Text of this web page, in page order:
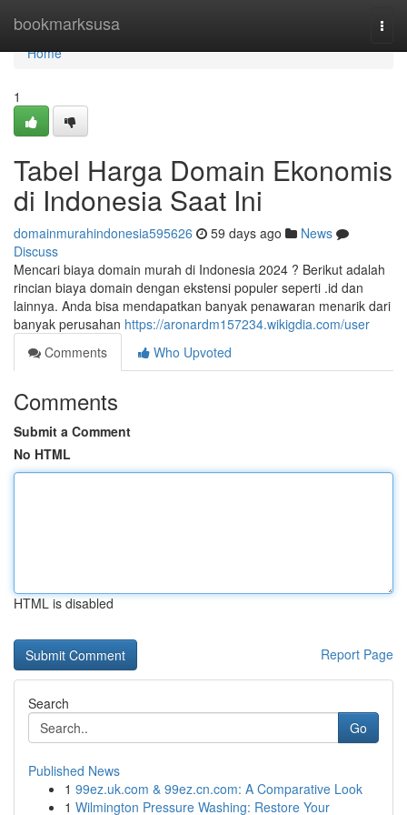
bookmarksusa
Home
Home
1
Tabel Harga Domain Ekonomis
di Indonesia Saat Ini
domainmurahindonesia595626 59 days ago
News
Discuss
Mencari biaya domain murah di Indonesia 2024 ? Berikut adalah
rincian biaya domain dengan ekstensi populer seperti .id dan
lainnya. Anda bisa mendapatkan banyak penawaran menarik dari
banyak perusahan https://aronardm157234.wikigdia.com/user
Comments
Who Upvoted
Comments
Submit a Comment
No HTML
HTML is disabled
Report Page
Search
Go
Published News
1 99ez.uk.com & 99ez.cn.com: A Comparative Look
1 Wilmington Pressure Washing: Restore Your